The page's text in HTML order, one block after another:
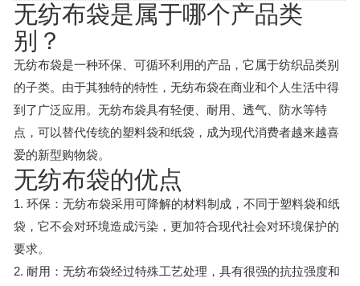
无纺布袋是属于哪个产品类
别？
无纺布袋是一种环保、可循环利用的产品，它属于纺织品类别
的子类。由于其独特的特性，无纺布袋在商业和个人生活中得
到了广泛应用。无纺布袋具有轻便、耐用、透气、防水等特
点，可以替代传统的塑料袋和纸袋，成为现代消费者越来越喜
爱的新型购物袋。
无纺布袋的优点
1. 环保：无纺布袋采用可降解的材料制成，不同于塑料袋和纸
袋，它不会对环境造成污染，更加符合现代社会对环境保护的
要求。
2. 耐用：无纺布袋经过特殊工艺处理，具有很强的抗拉强度和